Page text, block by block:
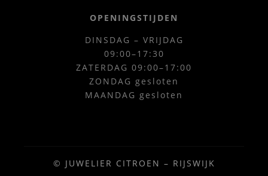
OPENINGSTIJDEN
DINSDAG – VRIJDAG
09:00–17:30
ZATERDAG 09:00–17:00
ZONDAG gesloten
MAANDAG gesloten
© JUWELIER CITROEN – RIJSWIJK